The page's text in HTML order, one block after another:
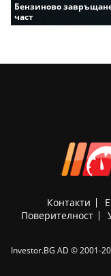
Бензиново
част
Контакти
Поверителност
Investor.BG AD © 2001-